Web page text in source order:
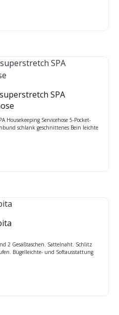
SPA
Housekeeping Servicehose 5-Pocket-
schlank geschnittenes Bein leichte
2 Gesäßtaschen. Sattelnaht. Schlitz
Bügelleichte- und Softausstattung